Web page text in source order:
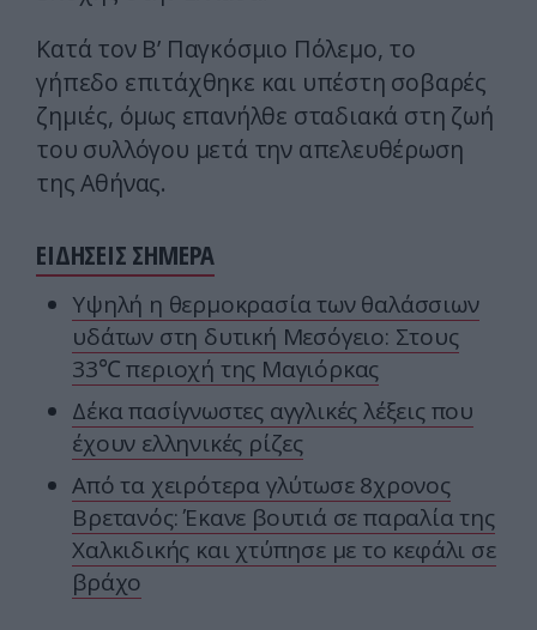
Κατά τον Β’ Παγκόσμιο Πόλεμο, το
γήπεδο επιτάχθηκε και υπέστη σοβαρές
ζημιές, όμως επανήλθε σταδιακά στη ζωή
του συλλόγου μετά την απελευθέρωση
της Αθήνας.
ΕΙΔΗΣΕΙΣ ΣΗΜΕΡΑ
Υψηλή η θερμοκρασία των θαλάσσιων
υδάτων στη δυτική Μεσόγειο: Στους
33℃ περιοχή της Μαγιόρκας
Δέκα πασίγνωστες αγγλικές λέξεις που
έχουν ελληνικές ρίζες
Από τα χειρότερα γλύτωσε 8χρονος
Βρετανός: Έκανε βουτιά σε παραλία της
Χαλκιδικής και χτύπησε με το κεφάλι σε
βράχο